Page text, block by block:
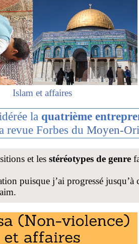
Islam et affaires
la quatrième
revue Forbes du Moyen-
et les stéréotypes de genre
puisque j’ai progressé jusqu’à